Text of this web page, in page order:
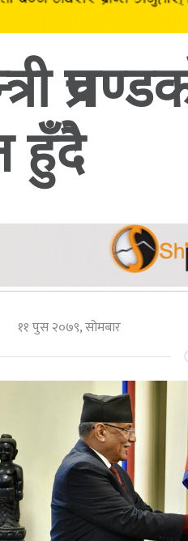
हुँदै
११ पुस २०७९, सोमबार